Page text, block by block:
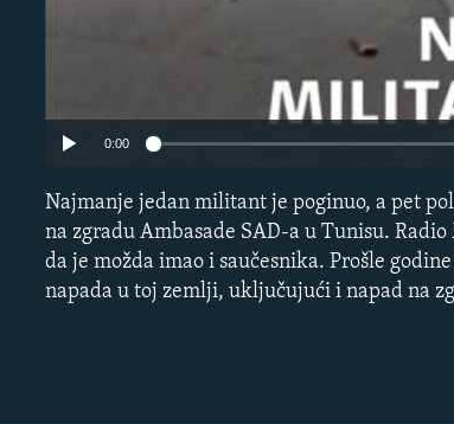
0:00
Najmanje jedan militant je poginuo, a pet
na zgradu Ambasade SAD-a u Tunisu.
da je možda imao i saučesnika. Prošle
napada u toj zemlji, uključujući i napad na